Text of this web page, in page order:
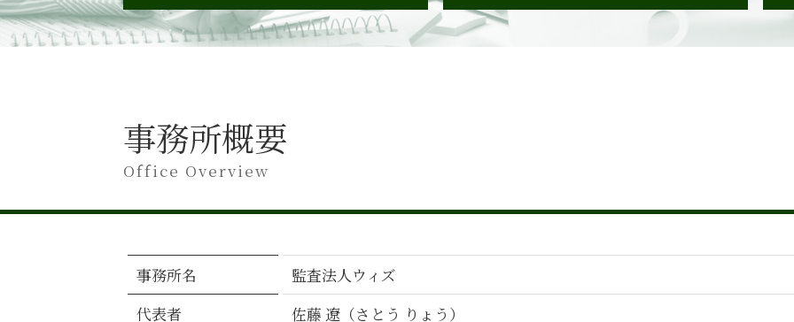
会計監査 指摘事項
会計監査人設置会社 監査役
会計監査 時期
会計監査 請負
会計監査 中小企業
会計監査人設置会社 メリット
会計監査人 監査役 違い
会計監査 会社法
管理会計 財務会計 違い
人材育成 企業
人事制度構築 とは
組織再編 目的
事務所概要
Office Overview
事務所名
監査法人ウィズ
代表者
佐藤 遼（さとう りょう）